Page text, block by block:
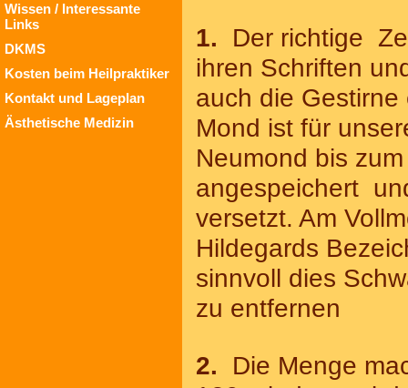
Wissen / Interessante
Links
DKMS
Kosten beim Heilpraktiker
Kontakt und Lageplan
Ästhetische Medizin
1. Der richtige
ihren Schriften
auch die
Mond ist für
Neumond bis
angespeichert
versetzt. Am
Hildegards
sinnvoll dies
zu entfernen
2. Die Menge